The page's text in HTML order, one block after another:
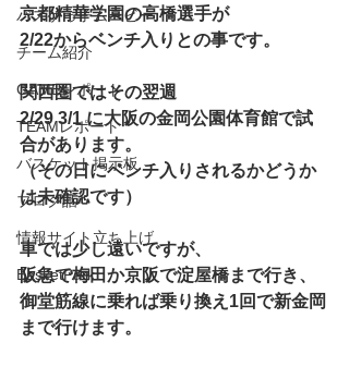
バスケっ子ムービー
チーム紹介
GAMEレポート
TEAMレポート
バスケット掲示板
ブログ話
情報サイト立ち上げ
BasketPark
京都精華学園の高橋選手が
2/22からベンチ入りとの事です。
関西圏ではその翌週
2/29 3/1 に大阪の金岡公園体育館で試
合があります。
（その日にベンチ入りされるかどうか
は未確認です）
車では少し遠いですが、
阪急で梅田か京阪で淀屋橋まで行き、
御堂筋線に乗れば乗り換え1回で新金岡
まで行けます。